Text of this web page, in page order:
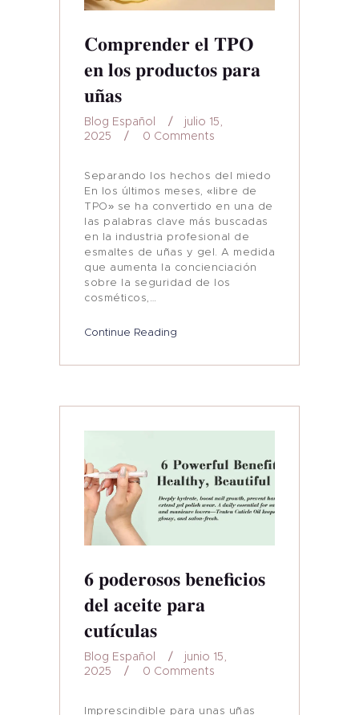
Comprender el TPO
en los productos para
uñas
Blog Español
julio 15,
2025
0 Comments
Separando los hechos del miedo
En los últimos meses, «libre de
TPO» se ha convertido en una de
las palabras clave más buscadas
en la industria profesional de
esmaltes de uñas y gel. A medida
que aumenta la concienciación
sobre la seguridad de los
cosméticos,…
Continue Reading
6 poderosos beneficios
del aceite para
cutículas
Blog Español
junio 15,
2025
0 Comments
Imprescindible para unas uñas